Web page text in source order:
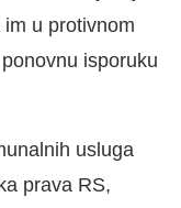
u protivnom
isporuku
usluga
prava RS,